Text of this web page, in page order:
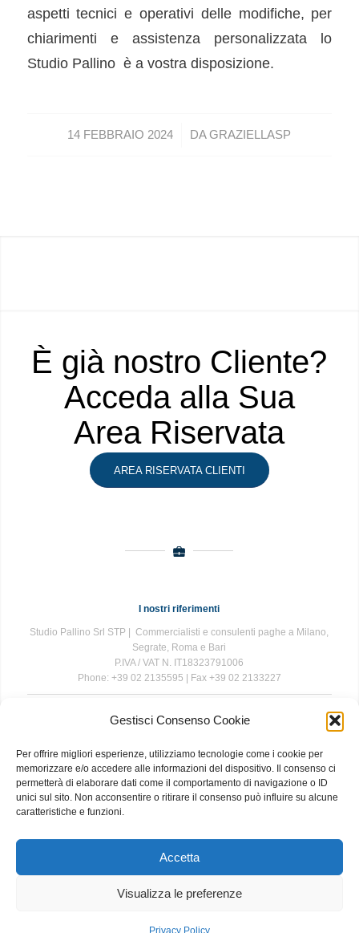
Gestisci Consenso Cookie
Per offrire migliori esperienze, utilizziamo tecnologie come i cookie per
memorizzare e/o accedere alle informazioni del dispositivo. Il consenso ci
permetterà di elaborare dati come il comportamento di navigazione o ID
unici sul sito. Non acconsentire o ritirare il consenso può influire su alcune
caratteristiche e funzioni.
Accetta
Visualizza le preferenze
Privacy Policy
aspetti tecnici e operativi delle modifiche, per
chiarimenti e assistenza personalizzata lo
Studio Pallino è a vostra disposizione.
14 FEBBRAIO 2024
/ DAGRAZIELLASP
È già nostro Cliente?
Acceda alla Sua
Area Riservata
AREA RISERVATA CLIENTI
I nostri riferimenti
Studio Pallino Srl STP | Commercialisti e consulenti paghe a Milano,
Segrate, Roma e Bari
P.IVA / VAT N. IT18323791006
Phone: +39 02 2135595 | Fax +39 02 2133227
The information contained in this website is for general information
while we endeavour to keep the information up to date and correct, we
make no representations or warranties of any kind, express or implied,
about the completeness, accuracy, reliability, suitability or availability
with respect to the website or the information, products, services, or
related graphics contained on the website for any purpose. Any
|Contact|Privacy and Cookie Policy